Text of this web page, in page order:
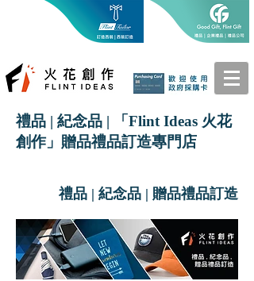
禮品 | 紀念品 | 「Flint Ideas 火花
創作」贈品禮品訂造專門店
禮品 | 紀念品 | 贈品禮品訂造